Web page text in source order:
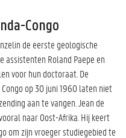
Congo
de eerste geologische
assistenten Roland Paepe en
voor hun doctoraat. De
op 30 juni 1960 laten niet
aan te vangen. Jean de
naar Oost-Afrika. Hij keert
om zijn vroeger studiegebied te